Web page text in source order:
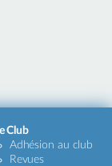
Club
Adhésion au club
Revues